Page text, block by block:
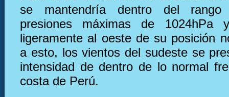
se mantendría dentro del rango
presiones máximas de 1024hPa
ligeramente al oeste de su posición
a esto, los vientos del sudeste se
intensidad de dentro de lo normal
costa de Perú.